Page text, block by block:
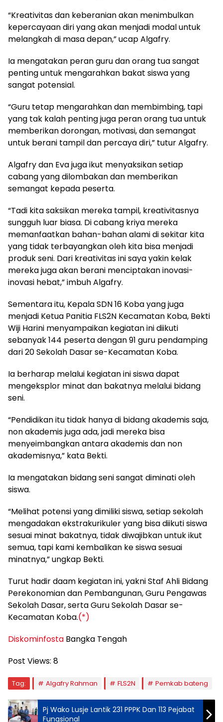
“Kreativitas dan keberanian akan menimbulkan
kepercayaan diri yang akan menjadi modal untuk
melangkah di masa depan,” ucap Algafry.
Ia mengatakan peran guru dan orang tua sangat
penting untuk mengarahkan bakat siswa yang
sangat potensial.
“Guru tetap mengarahkan dan membimbing, tapi
yang tak kalah penting juga peran orang tua untuk
memberikan dorongan, motivasi, dan semangat
untuk berani tampil dan percaya diri,” tutur Algafry.
Algafry dan Eva juga ikut menyaksikan setiap
cabang yang dilombakan dan memberikan
semangat kepada peserta.
“Tadi kita saksikan mereka tampil, kreativitasnya
sungguh luar biasa. Di cabang kriya mereka
memanfaatkan bahan-bahan alami di sekitar kita
yang tidak terbayangkan oleh kita bisa menjadi
produk seni. Dari kreativitas ini saya yakin kelak
mereka juga akan berani menciptakan inovasi-
inovasi hebat,” imbuh Algafry.
Sementara itu, Kepala SDN 16 Koba yang juga
menjadi Ketua Panitia FLS2N Kecamatan Koba, Bekti
Wiji Harini menyampaikan kegiatan ini diikuti
sebanyak 144 peserta dengan 91 guru pendamping
dari 20 Sekolah Dasar se-Kecamatan Koba.
Ia berharap melalui kegiatan ini siswa dapat
mengeksplor minat dan bakatnya melalui bidang
seni.
“Pendidikan itu tidak hanya di bidang akademis saja,
non akademis juga ada, jadi mereka bisa
menyeimbangkan antara akademis dan non
akademisnya,” kata Bekti.
Ia mengatakan bidang seni sangat diminati oleh
siswa.
“Melihat potensi yang dimiliki siswa, setiap sekolah
mengadakan ekstrakurikuler yang bisa diikuti siswa
sesuai minat bakatnya, tidak diwajibkan untuk ikut
semua, tapi kami kembalikan ke siswa sesuai
minatnya,” ungkap Bekti.
Turut hadir daam kegiatan ini, yakni Staf Ahli Bidang
Perekonomian dan Pembangunan, Guru Pengawas
Sekolah Dasar, serta Guru Sekolah Dasar se-
Kecamatan Koba.(*)
Diskominfosta Bangka Tengah
Post Views: 8
Tag: Algafry Rahman FLS2N Pemkab bateng
Pj Wako Lusje Lantik 231 PPPK Dan 113 Pejabat
Fungsional